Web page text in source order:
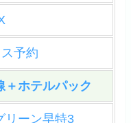
予約
＋ホテルパック
リーン早特3